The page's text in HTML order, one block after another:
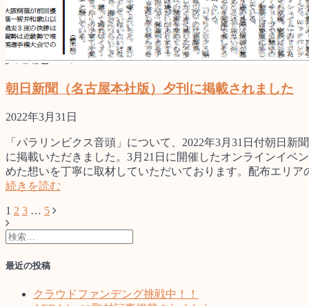
朝日新聞（名古屋本社版）夕刊に掲載されました
2022年3月31日
「パラリンビクス音頭」について、2022年3月31日付朝日新
に掲載いただきました。3月21日に開催したオンラインイベ
めた想いを丁寧に取材していただいております。配布エリ
続きを読む
投
稿
ナ
固
定
ペ
ジ
1 固
ペ
ジ
2 固
ペ
ジ
3 … 固
ジ
5
検
最近の投稿
クラウドファンデング挑戦中！！